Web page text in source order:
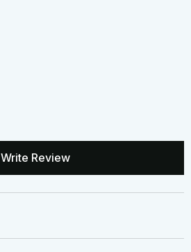
Write Review